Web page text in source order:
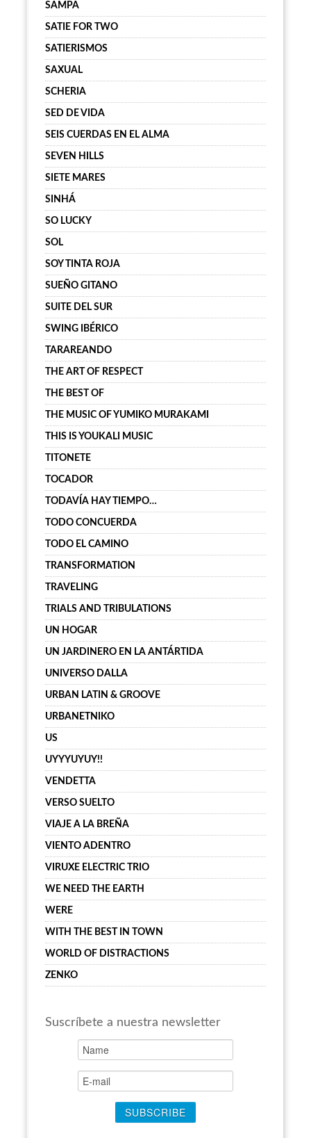
SAMPA
SATIE FOR TWO
SATIERISMOS
SAXUAL
SCHERIA
SED DE VIDA
SEIS CUERDAS EN EL ALMA
SEVEN HILLS
SIETE MARES
SINHÁ
SO LUCKY
SOL
SOY TINTA ROJA
SUEÑO GITANO
SUITE DEL SUR
SWING IBÉRICO
TARAREANDO
THE ART OF RESPECT
THE BEST OF
THE MUSIC OF YUMIKO MURAKAMI
THIS IS YOUKALI MUSIC
TITONETE
TOCADOR
TODAVÍA HAY TIEMPO…
TODO CONCUERDA
TODO EL CAMINO
TRANSFORMATION
TRAVELING
TRIALS AND TRIBULATIONS
UN HOGAR
UN JARDINERO EN LA ANTÁRTIDA
UNIVERSO DALLA
URBAN LATIN & GROOVE
URBANETNIKO
US
UYYYUYUY!!
VENDETTA
VERSO SUELTO
VIAJE A LA BREÑA
VIENTO ADENTRO
VIRUXE ELECTRIC TRIO
WE NEED THE EARTH
WERE
WITH THE BEST IN TOWN
WORLD OF DISTRACTIONS
ZENKO
Suscríbete a nuestra newsletter